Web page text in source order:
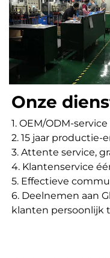
Onze
1. OEM/ODM-
2. 15 jaar productie-
3. Attente service,
4. Klantenservice
5. Effectieve
6. Deelnemen aan
klanten persoonlijk